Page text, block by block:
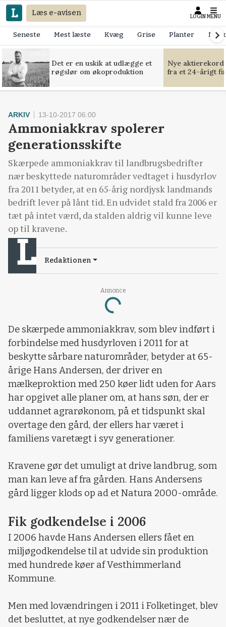
Læs e-avisen LOGIN MENU
Seneste Mest læste Kvæg Grise Planter
Det er en uskik at udlægge et
røgslør om økoproduktion
Nye
fra et 24-årigt
Annonce
Loading...
ARKIV 13-10-2017 06:00
Ammoniakkrav spolerer
generationsskifte
Skærpede ammoniakkrav til landbrugsbedrifter
nær beskyttede naturområder vedtaget i husdyrlov
fra 2011 betyder, at en 65-årig nordjysk landmands
bedrift lever på lånt tid. En udvidet stald fra 2006 er
tæt på intet værd, da stalden aldrig vil kunne leve
op til kravene.
Redaktionen
De skærpede ammoniakkrav, som blev indført i
forbindelse med husdyrloven i 2011 for at
beskytte sårbare naturområder, betyder at 65-
årige Hans Andersen, der driver en
mælkeproktion med 250 køer lidt uden for Aars
har opgivet alle planer om, at hans søn, der er
uddannet agrarøkonom, på et tidspunkt skal
overtage den gård, der ellers har været i
familiens varetægt i syv generationer.
Kravene gør det umuligt at drive landbrug, som
man kan leve af fra gården. Hans Andersens
gård ligger klods op ad et Natura 2000-område.
Fik godkendelse i 2006
I 2006 havde Hans Andersen ellers fået en
miljøgodkendelse til at udvide sin produktion
med hundrede køer af Vesthimmerland
Kommune.
Men med lovændringen i 2011 i Folketinget, blev
det besluttet, at nye godkendelser nær de